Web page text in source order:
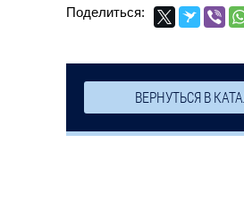
Поделиться:
ВЕРНУТЬСЯ В